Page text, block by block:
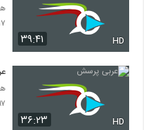
۳۹:۴۱ HD
۳۶:۲۳ HD